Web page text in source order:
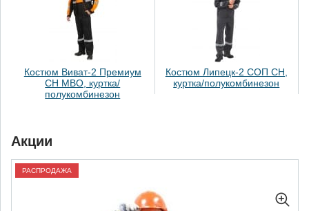
Костюм Виват-2 Премиум
СН МВО, куртка/
полукомбинезон
Костюм Липецк-2 СОП СН,
куртка/полукомбинезон
Акции
РАСПРОДАЖА